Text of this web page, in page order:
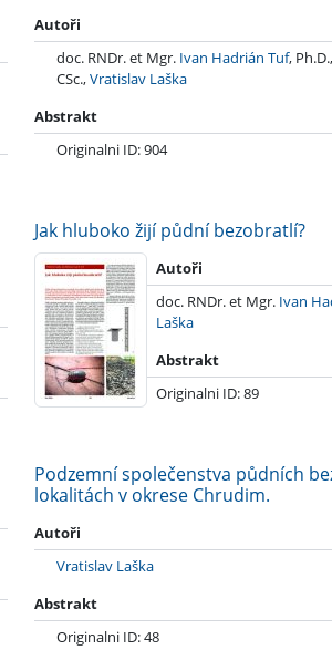
Autoři
doc. RNDr. et Mgr. Ivan Hadrián Tuf,
CSc.,Vratislav Laška
Abstrakt
Originalni ID: 904
Jak hluboko žijí půdní bezobratlí?
Autoři
doc. RNDr. et Mgr. Ivan
Laška
Abstrakt
Originalni ID: 89
Podzemní společenstva půdních
lokalitách v okrese Chrudim.
Autoři
Vratislav Laška
Abstrakt
Originalni ID: 48